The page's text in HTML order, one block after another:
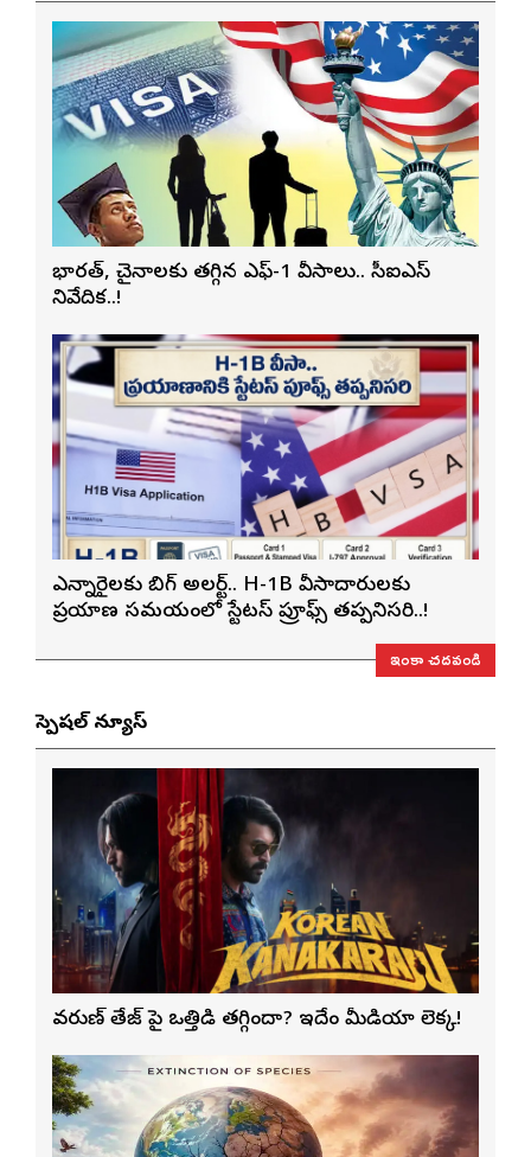
భారత్, చైనాలకు తగ్గిన ఎఫ్-1 వీసాలు.. సీఐఎస్
నివేదిక..!
ఎన్నారైలకు బిగ్ అలర్ట్.. H-1B వీసాదారులకు
ప్రయాణ సమయంలో స్టేటస్ ప్రూఫ్స్ తప్పనిసరి..!
ఇంకా చదవండి
స్పెషల్ న్యూస్
వరుణ్ తేజ్‌ పై ఒత్తిడి తగ్గిందా? ఇదేం మీడియా లెక్క!